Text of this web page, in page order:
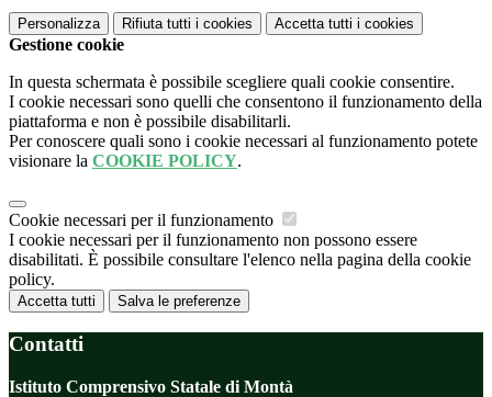
Personalizza Rifiuta tutti i cookies Accetta tutti i cookies
Gestione cookie
In questa schermata è possibile scegliere quali cookie consentire.
I cookie necessari sono quelli che consentono il funzionamento della
piattaforma e non è possibile disabilitarli.
Per conoscere quali sono i cookie necessari al funzionamento potete
visionare la COOKIE POLICY.
Cookie necessari per il funzionamento
I cookie necessari per il funzionamento non possono essere
disabilitati. È possibile consultare l'elenco nella pagina della cookie
policy.
Accetta tutti Salva le preferenze
Contatti
Istituto Comprensivo Statale di Montà